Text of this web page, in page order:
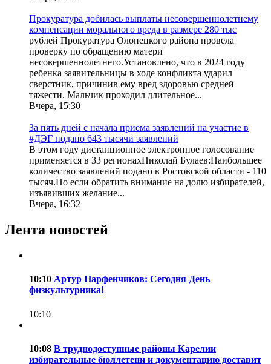
Прокуратура добилась выплаты несовершеннолетнему
компенсации морального вреда в размере 280 тыс
рублей Прокуратура Олонецкого района провела
проверку по обращению матери
несовершеннолетнего.Установлено, что в 2024 году
ребенка заявительницы в ходе конфликта ударил
сверстник, причинив ему вред здоровью средней
тяжести. Мальчик проходил длительное...
Вчера, 15:30
За пять дней с начала приема заявлений на участие в
#ДЭГ подано 643 тысячи заявлений
В этом году дистанционное электронное голосование
применяется в 33 регионахНиколай Булаев:Наибольшее
количество заявлений подано в Ростовской области - 110
тысяч.Но если обратить внимание на долю избирателей,
изъявивших желание...
Вчера, 16:32
Лента новостей
10:10 Артур Парфенчиков: Сегодня День
физкультурника!
10:10
10:08 В труднодоступные районы Карелии
избирательные бюллетени и документацию доставит